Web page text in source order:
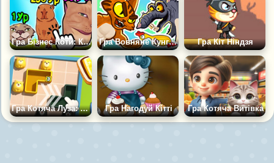
Гра Бізнес Коти: Купуй Дорожче і Продай Дешевше Гра Вовняне Кунг-Фу Гра Кіт Ніндзя
Гра Котяча Луза: Джем Гра Нагодуй Кітті Гра Котяча Витівка